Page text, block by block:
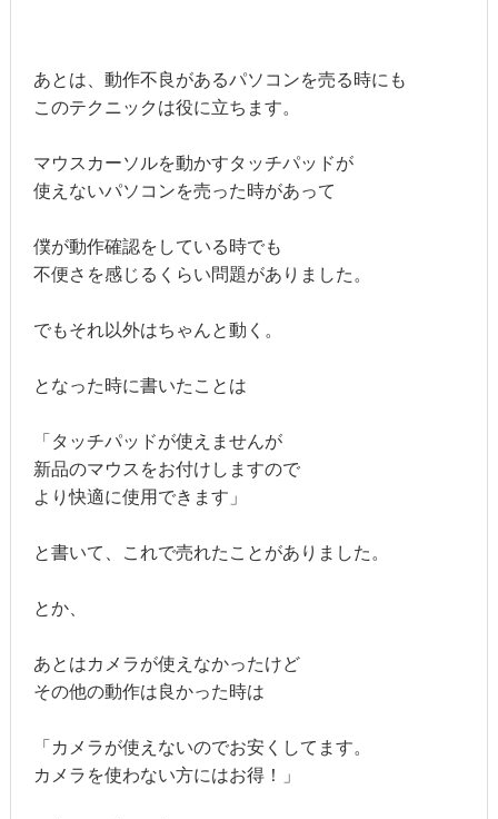
あとは、動作不良があるパソコンを売る時にも
このテクニックは役に立ちます。
マウスカーソルを動かすタッチパッドが
使えないパソコンを売った時があって
僕が動作確認をしている時でも
不便さを感じるくらい問題がありました。
でもそれ以外はちゃんと動く。
となった時に書いたことは
「タッチパッドが使えませんが
新品のマウスをお付けしますので
より快適に使用できます」
と書いて、これで売れたことがありました。
とか、
あとはカメラが使えなかったけど
その他の動作は良かった時は
「カメラが使えないのでお安くしてます。
カメラを使わない方にはお得！」